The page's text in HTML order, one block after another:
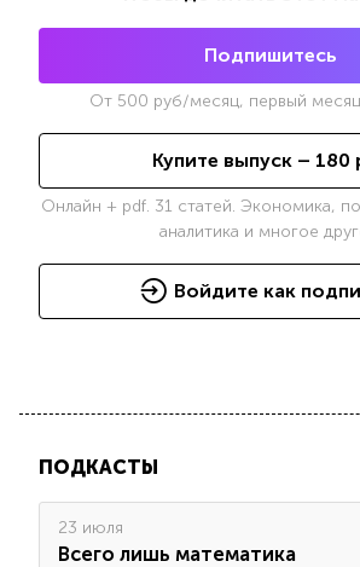
Подпишитесь
От 500 руб/месяц, первый
Купите выпуск – 180
Онлайн + pdf. 31 статей. Экономика,
аналитика и многое
Войдите как
ПОДКАСТЫ
23 июля
Всего лишь математика